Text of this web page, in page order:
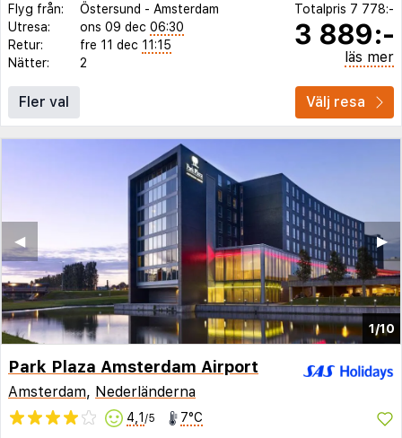
Flyg från: Östersund - Amsterdam
Utresa:
ons 09 dec 06:30
Retur:
fre 11 dec 11:15
Nätter:
2
Totalpris 7 778:-
3 889:-
läs mer
Fler val Välj resa
1/10
▶︎
◀︎
Park Plaza Amsterdam Airport
Amsterdam, Nederländerna
4,1 /5 7°C